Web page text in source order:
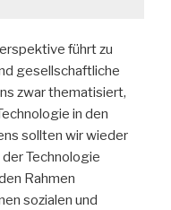
führt zu
gesellschaftliche
zwar thematisiert,
in den
sollten wir wieder
Technologie
Rahmen
sozialen und